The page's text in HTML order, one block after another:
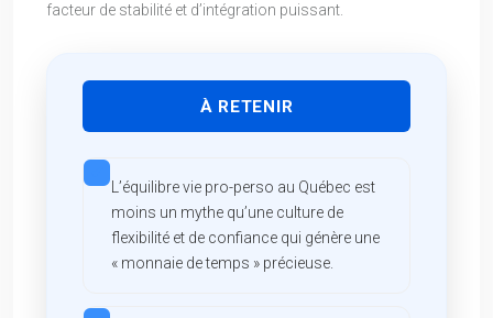
facteur de stabilité et d’intégration puissant.
À RETENIR
L’équilibre vie pro-perso au Québec est
moins un mythe qu’une culture de
flexibilité et de confiance qui génère une
« monnaie de temps » précieuse.